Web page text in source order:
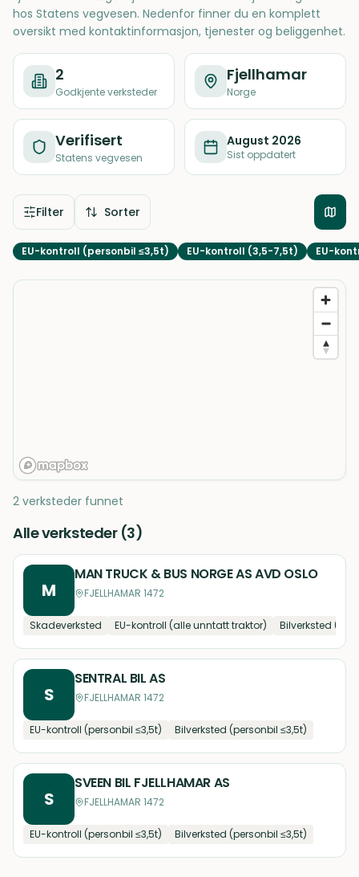
hos Statens vegvesen. Nedenfor finner du en komplett
oversikt med kontaktinformasjon, tjenester og beliggenhet.
2
Godkjente verksteder
Fjellhamar
Norge
Verifisert
Statens vegvesen
August 2026
Sist oppdatert
Filter Sorter
EU-kontroll (personbil ≤3,5t) EU-kontroll (3,5-7,5t) EU-
2 verksteder funnet
Alle verksteder (3)
M
MAN TRUCK & BUS NORGE AS AVD OSLO
FJELLHAMAR 1472
Skadeverksted EU-kontroll (alle unntatt traktor) Bilverksted
S
SENTRAL BIL AS
FJELLHAMAR 1472
EU-kontroll (personbil ≤3,5t) Bilverksted (personbil ≤3,5t)
S
SVEEN BIL FJELLHAMAR AS
FJELLHAMAR 1472
EU-kontroll (personbil ≤3,5t) Bilverksted (personbil ≤3,5t)